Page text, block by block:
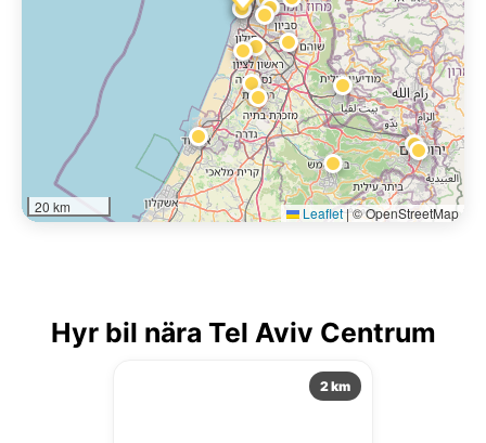
20 km Leaflet|© OpenStreetMap
Hyr bil nära Tel Aviv Centrum
2 km